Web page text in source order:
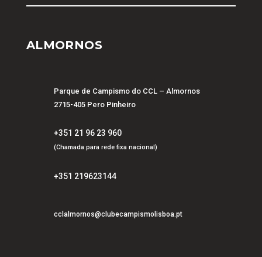
ALMORNOS
Parque de Campismo do CCL – Almornos
2715-405 Pero Pinheiro
+351 21 96 23 960
(Chamada para rede fixa nacional)
+351 219623144
cclalmornos@clubecampismolisboa.pt